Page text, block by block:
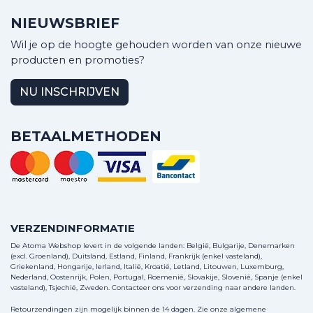
NIEUWSBRIEF
Wil je op de hoogte gehouden worden van onze nieuwe
producten en promoties?
NU INSCHRIJVEN
BETAALMETHODEN
VERZENDINFORMATIE
De Atoma Webshop levert in de volgende landen: België, Bulgarije, Denemarken
(excl. Groenland), Duitsland, Estland, Finland, Frankrijk (enkel vasteland),
Griekenland, Hongarije, Ierland, Italië, Kroatië, Letland, Litouwen, Luxemburg,
Nederland, Oostenrijk, Polen, Portugal, Roemenië, Slovakije, Slovenië, Spanje (enkel
vasteland), Tsjechië, Zweden. Contacteer ons voor verzending naar andere landen.
Retourzendingen zijn mogelijk binnen de 14 dagen. Zie onze algemene